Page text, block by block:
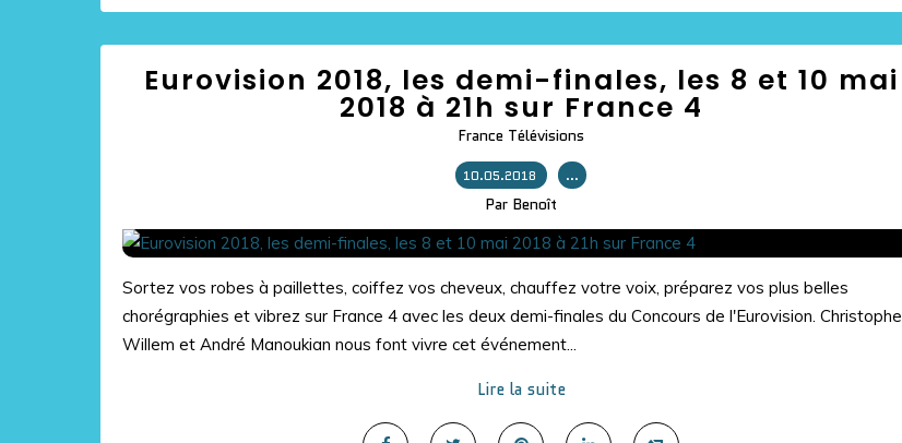
Eurovision 2018, les demi-finales, les 8 et 10 mai
2018 à 21h sur France 4
France Télévisions
10.05.2018 …
Par Benoît
Sortez vos robes à paillettes, coiffez vos cheveux, chauffez votre voix, préparez vos plus belles
chorégraphies et vibrez sur France 4 avec les deux demi-finales du Concours de l'Eurovision. Christophe
Willem et André Manoukian nous font vivre cet événement...
Lire la suite